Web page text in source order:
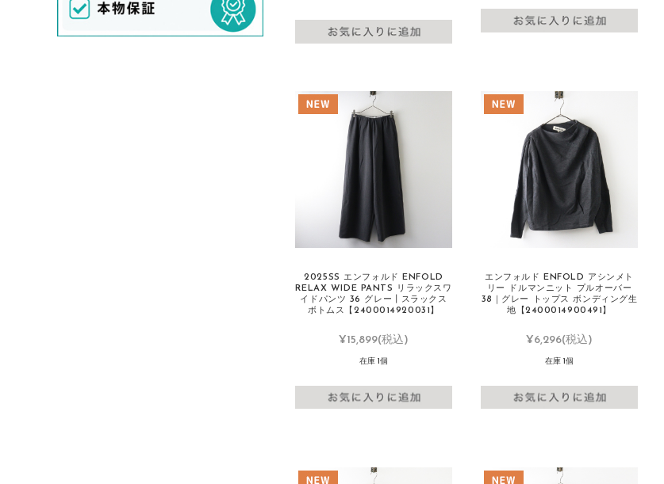
2025SS エンフォルド ENFOLD
RELAX WIDE PANTS リラックスワ
イドパンツ 36 グレー┃スラックス
ボトムス【2400014920031】
¥15,899(税込)
在庫 1個
エンフォルド ENFOLD アシンメト
リー ドルマンニット プルオーバー
38｜グレー トップス ボンディング生
地【2400014900491】
¥6,296(税込)
在庫 1個